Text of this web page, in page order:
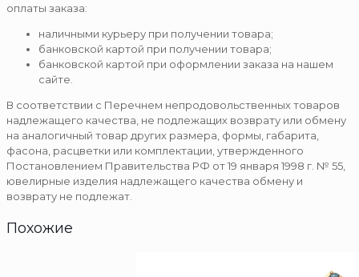
оплаты заказа:
наличными курьеру при получении товара;
банковской картой при получении товара;
банковской картой при оформлении заказа на нашем
сайте.
В соответствии с Перечнем непродовольственных товаров
надлежащего качества, не подлежащих возврату или обмену
на аналогичный товар других размера, формы, габарита,
фасона, расцветки или комплектации, утвержденного
Постановлением Правительства РФ от 19 января 1998 г. № 55,
ювелирные изделия надлежащего качества обмену и
возврату не подлежат.
Похожие